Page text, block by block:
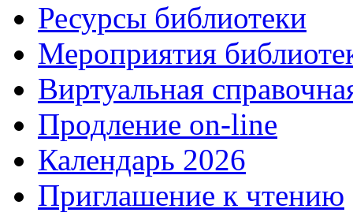
Ресурсы библиотеки
Мероприятия
Виртуальная
Продление on-line
Календарь 2026
Приглашение к чтению